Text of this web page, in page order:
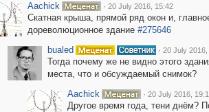
Aachick
· 20 July 2016, 15:42
Скатная крыша, прямой ряд окон и,
дореволюционное здание #275646
bualed
· 20 July 2016,
Тогда почему же не видно этого
места, что и обсуждаемый снимок?
Aachick
· 20 July 2016,
Другое время года, тени днём?